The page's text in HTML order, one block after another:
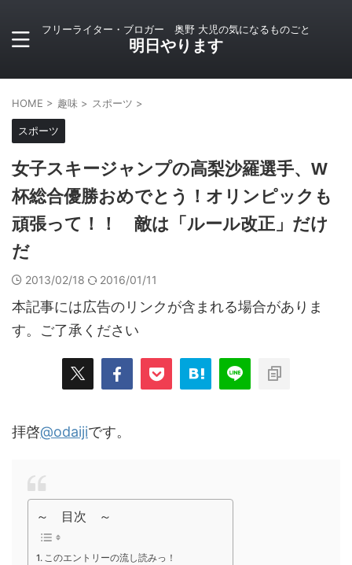
フリーライター・ブロガー 奥野 大児の気になるものごと
明日やります
HOME > 趣味 > スポーツ >
スポーツ
女子スキージャンプの高梨沙羅選手、W
杯総合優勝おめでとう！オリンピックも
頑張って！！ 敵は「ルール改正」だけ
だ
2013/02/18 2016/01/11
本記事には広告のリンクが含まれる場合がありま
す。ご了承ください
拝啓@odaijiです。
～ 目次 ～
このエントリーの流し読みっ！